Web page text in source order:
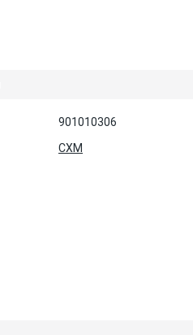
901010306
CXM